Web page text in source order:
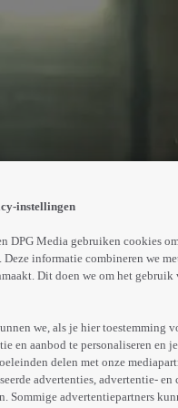
Deze lijkt in eerste
te kennen en zorgt
instellingen
DPG Media gebruiken cookies
Deze informatie combineren we
Dit doen we om het gebruik
we, als je hier toestemming
en aanbod te personaliseren en
delen met onze
advertenties, advertentie-
Sommige advertentiepartners